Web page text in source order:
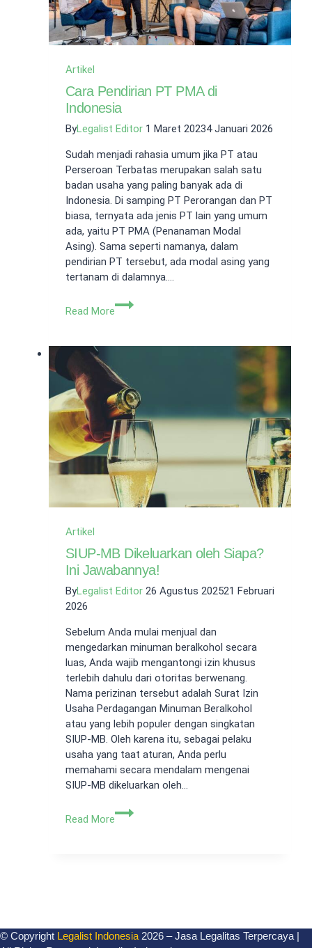
Artikel
Cara Pendirian PT PMA di
Indonesia
ByLegalist Editor 1 Maret 20234 Januari 2026
Sudah menjadi rahasia umum jika PT atau
Perseroan Terbatas merupakan salah satu
badan usaha yang paling banyak ada di
Indonesia. Di samping PT Perorangan dan PT
biasa, ternyata ada jenis PT lain yang umum
ada, yaitu PT PMA (Penanaman Modal
Asing). Sama seperti namanya, dalam
pendirian PT tersebut, ada modal asing yang
tertanam di dalamnya….
Read More
Cara
PMA
Indonesia
Artikel
SIUP-MB Dikeluarkan oleh Siapa?
Ini Jawabannya!
ByLegalist Editor 26 Agustus 202521 Februari
2026
Sebelum Anda mulai menjual dan
mengedarkan minuman beralkohol secara
luas, Anda wajib mengantongi izin khusus
terlebih dahulu dari otoritas berwenang.
Nama perizinan tersebut adalah Surat Izin
Usaha Perdagangan Minuman Beralkohol
atau yang lebih populer dengan singkatan
SIUP-MB. Oleh karena itu, sebagai pelaku
usaha yang taat aturan, Anda perlu
memahami secara mendalam mengenai
SIUP-MB dikeluarkan oleh…
Read More
SIUP-
© Copyright Legalist Indonesia 2026 – Jasa Legalitas Terpercaya |